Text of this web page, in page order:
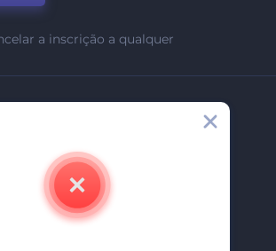
a inscrição a qualquer
Contate-Nos
Carreiras